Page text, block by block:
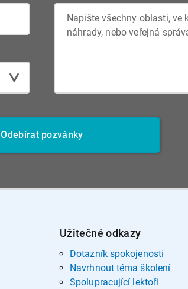
Odebírat pozvánky
Užitečné odkazy
Dotazník spokojenosti
Navrhnout téma školení
Spolupracující lektoři